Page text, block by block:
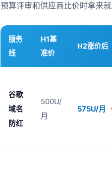
预算评审和供应商比价时拿来就
服务
线
H1基
准价
H2涨价后
谷歌
域名
防红
500U/
月
575U/月